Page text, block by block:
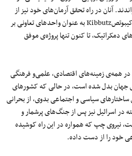
آنان در راه تحقق آرمان‌های خود نیز از
هیچ کوششی فروگذار نکردند و کیبوتصKibbutz به عنوان واحدهای تعاونی بر
دمکراتیک، تا کنون تنها پروژ‌ه‌ی موفق
در همه‌ی زمینه‌های اقتصادی، علمی‌و فرهنگی
جهان بدل شده است، در حالی که کشورهای
سیاسی و اجتماعی بدوی، از بحرانی
در اسرائیل نیز پس از جنگ‌های پرشمار و
نیروی چپ که همواره در این راه کوشیده
خود را از دست داده‌.